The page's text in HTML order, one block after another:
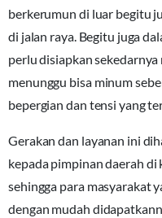
berkerumun di luar begitu
di jalan raya. Begitu juga
perlu disiapkan
menunggu bisa minum
bepergian dan tensi yang
Gerakan dan layanan ini
kepada pimpinan daerah di
sehingga para masyarakat
dengan mudah